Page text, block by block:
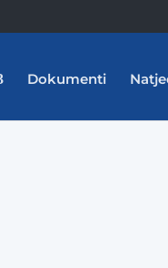
Dokumenti